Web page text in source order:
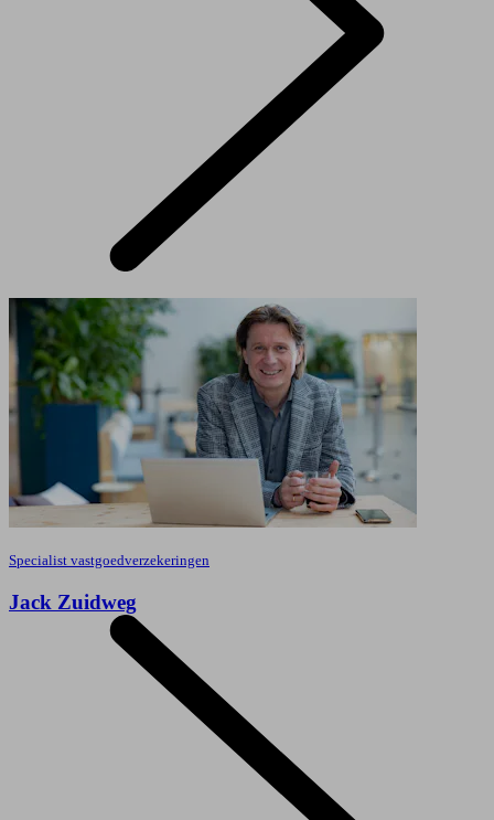
Specialist vastgoedverzekeringen
Jack Zuidweg